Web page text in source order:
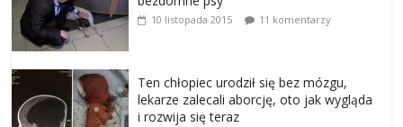
10 listopada 2015 11 komentarzy
Ten chłopiec urodził się bez mózgu,
lekarze zalecali aborcję, oto jak wygląda
i rozwija się teraz